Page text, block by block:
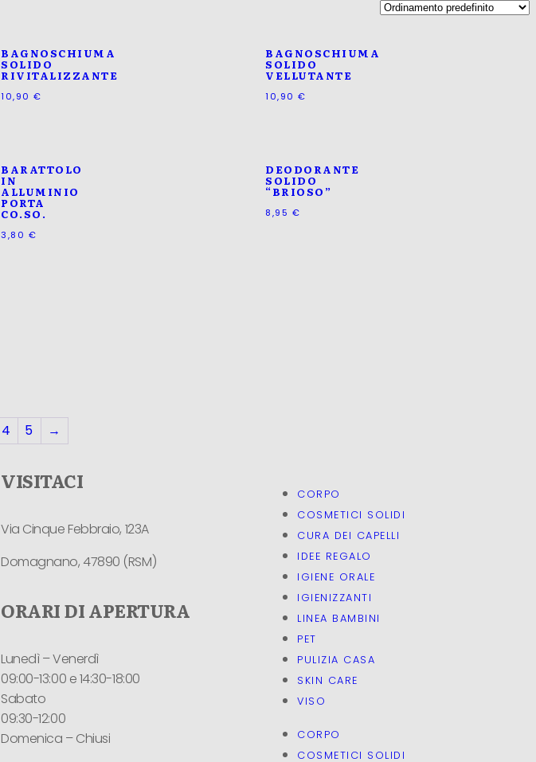
BAGNOSCHIUMA
SOLIDO
RIVITALIZZANTE
10,90€
BAGNOSCHIUMA
SOLIDO
VELLUTANTE
10,90€
BARATTOLO
IN
ALLUMINIO
PORTA
CO.SO.
3,80 €
DEODORANTE
SOLIDO
“BRIOSO”
8,95 €
4 5 →
VISITACI
Via Cinque Febbraio, 123A
Domagnano, 47890 (RSM)
ORARI DI APERTURA
Lunedì – Venerdì
09:00-13:00 e 14:30-18:00
Sabato
09:30-12:00
Domenica – Chiusi
CORPO
COSMETICI SOLIDI
CURA DEI CAPELLI
IDEE REGALO
IGIENE ORALE
IGIENIZZANTI
LINEA BAMBINI
PET
PULIZIA CASA
SKIN CARE
VISO
CORPO
COSMETICI SOLIDI